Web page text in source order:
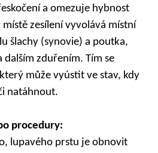
a omezuje hybnost
zesílení vyvolává místní
šlachy (synovie) a poutka,
zduřením. Tím se
může vyústit ve stav, kdy
natáhnout.
procedury:
lupavého prstu je obnovit